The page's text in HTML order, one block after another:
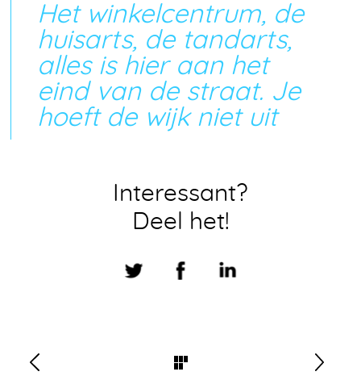
Het winkelcentrum, de
huisarts, de tandarts,
alles is hier aan het
eind van de straat. Je
hoeft de wijk niet uit
Interessant?
Deel het!